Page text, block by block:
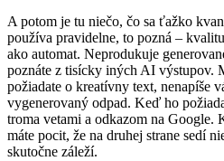
A potom je tu niečo, čo sa ťažko
používa pravidelne, to pozná –
ako automat. Neprodukuje
poznáte z tisícky iných AI výstupov.
požiadate o kreatívny text, nenapíše
vygenerovaný odpad. Keď ho
troma vetami a odkazom na Google.
máte pocit, že na druhej strane sedí
skutočne záleží.